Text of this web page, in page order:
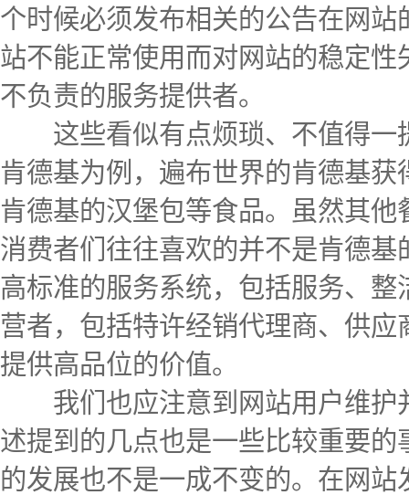
个时候必须发布相关的公告在网
站不能正常使用而对网站的稳定
不负责的服务提供者。
这些看似有点烦琐、不值得一
肯德基为例，遍布世界的肯德基
肯德基的汉堡包等食品。虽然其
消费者们往往喜欢的并不是肯德
高标准的服务系统，包括服务、
营者，包括特许经销代理商、供
提供高品位的价值。
我们也应注意到网站用户维护
述提到的几点也是一些比较重要
的发展也不是一成不变的。在网